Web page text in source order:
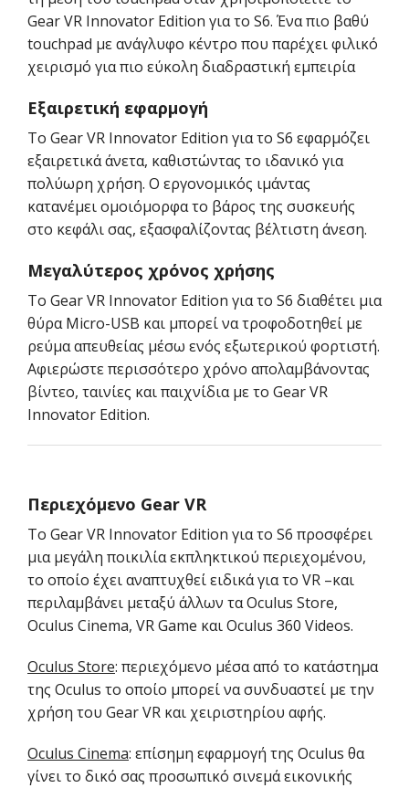
Gear VR Innovator Edition για το S6. Ένα πιο βαθύ
touchpad με ανάγλυφο κέντρο που παρέχει φιλικό
χειρισμό για πιο εύκολη διαδραστική εμπειρία
Εξαιρετική εφαρμογή
Το Gear VR Innovator Edition για το S6 εφαρμόζει
εξαιρετικά άνετα, καθιστώντας το ιδανικό για
πολύωρη χρήση. Ο εργονομικός ιμάντας
κατανέμει ομοιόμορφα το βάρος της συσκευής
στο κεφάλι σας, εξασφαλίζοντας βέλτιστη άνεση.
Μεγαλύτερος χρόνος χρήσης
Το Gear VR Innovator Edition για το S6 διαθέτει μια
θύρα Micro-USB και μπορεί να τροφοδοτηθεί με
ρεύμα απευθείας μέσω ενός εξωτερικού φορτιστή.
Αφιερώστε περισσότερο χρόνο απολαμβάνοντας
βίντεο, ταινίες και παιχνίδια με το Gear VR
Innovator Edition.
Περιεχόμενο Gear VR
Το Gear VR Innovator Edition για το S6 προσφέρει
μια μεγάλη ποικιλία εκπληκτικού περιεχομένου,
το οποίο έχει αναπτυχθεί ειδικά για το VR –και
περιλαμβάνει μεταξύ άλλων τα Oculus Store,
Oculus Cinema, VR Game και Oculus 360 Videos.
Oculus Store: περιεχόμενο μέσα από το κατάστημα
της Oculus το οποίο μπορεί να συνδυαστεί με την
χρήση του Gear VR και χειριστηρίου αφής.
Oculus Cinema: επίσημη εφαρμογή της Oculus θα
γίνει το δικό σας προσωπικό σινεμά εικονικής